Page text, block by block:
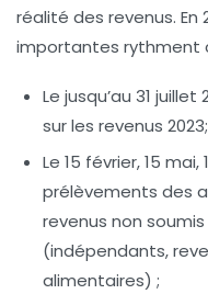
réalité des revenus. En
importantes rythment
Le jusqu’au 31 juillet
sur les revenus 2023;
Le 15 février, 15
prélèvements des
revenus non
(indépendants,
alimentaires) ;